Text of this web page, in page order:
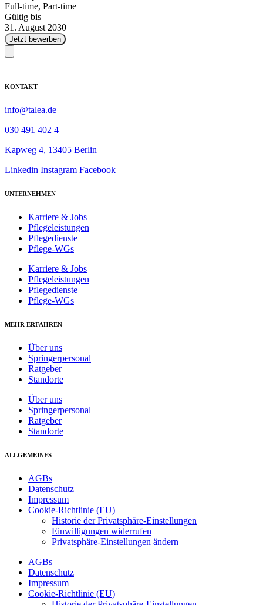
Full-time, Part-time
Gültig bis
31. August 2030
Jetzt bewerben
KONTAKT
info@talea.de
030 491 402 4
Kapweg 4, 13405 Berlin
Linkedin Instagram Facebook
UNTERNEHMEN
Karriere & Jobs
Pflegeleistungen
Pflegedienste
Pflege-WGs
Karriere & Jobs
Pflegeleistungen
Pflegedienste
Pflege-WGs
MEHR ERFAHREN
Über uns
Springerpersonal
Ratgeber
Standorte
Über uns
Springerpersonal
Ratgeber
Standorte
ALLGEMEINES
AGBs
Datenschutz
Impressum
Cookie-Richtlinie (EU)
Historie der Privatsphäre-Einstellungen
Einwilligungen widerrufen
Privatsphäre-Einstellungen ändern
AGBs
Datenschutz
Impressum
Cookie-Richtlinie (EU)